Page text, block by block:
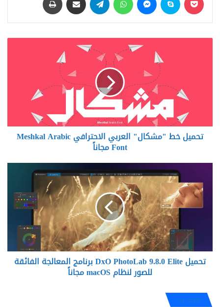
تحميل
مجاناً
تحميل خط "مشكال" العربي الاحترافي Meshkal Arabic
Font مجاناً
PhotoLab
Elite
المعالجة
للصور
لنظام
تحميل DxO PhotoLab 9.8.0 Elite برنامج المعالجة الفائقة
للصور لنظام macOS مجاناً
اترك رد